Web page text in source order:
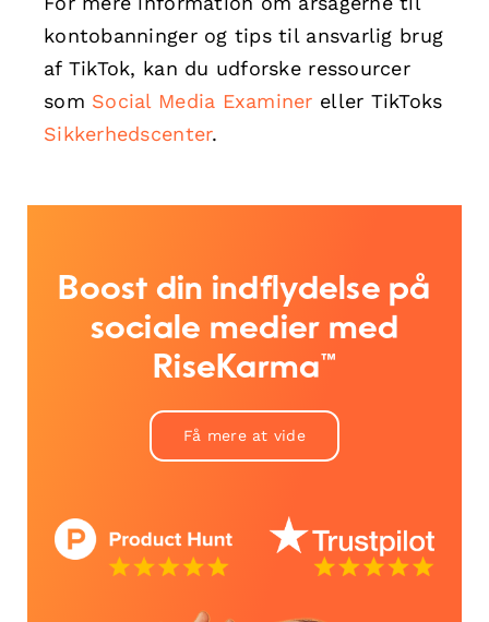
kontobanninger og tips til ansvarlig brug
af TikTok, kan du udforske ressourcer
som Social Media Examiner eller TikToks
Sikkerhedscenter.
Boost din indflydelse på
sociale medier med
RiseKarma™
Få mere at vide